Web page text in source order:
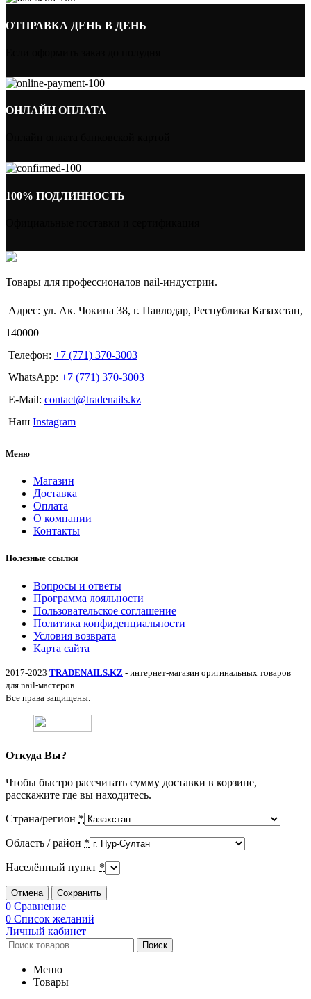
ОТПРАВКА ДЕНЬ В ДЕНЬ
ОНЛАЙН ОПЛАТА
100% ПОДЛИННОСТЬ
Товары для профессионалов nail-индустрии.
Адрес: ул. Ак. Чокина 38, г. Павлодар, Республика Казахстан,
140000
Телефон: +7 (771) 370-3003
WhatsApp: +7 (771) 370-3003
E-Mail: contact@tradenails.kz
Наш Instagram
Меню
Магазин
Доставка
Оплата
О компании
Контакты
Полезные ссылки
Вопросы и ответы
Программа лояльности
Пользовательское соглашение
Политика конфиденциальности
Условия возврата
Карта сайта
2017-2023 TRADENAILS.KZ - интернет-магазин оригинальных товаров
для nail-мастеров.
Все права защищены.
Откуда Вы?
Чтобы быстро рассчитать сумму доставки в корзине,
расскажите где вы находитесь.
Страна/регион *
Область / район *
Населённый пункт *
Отмена Сохранить
0 Сравнение
0 Список желаний
Личный кабинет
Поиск
Меню
Товары